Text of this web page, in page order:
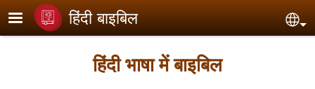
Skip to main content
हिंदी बाइबिल
हिंदी भाषा में बाइबिल